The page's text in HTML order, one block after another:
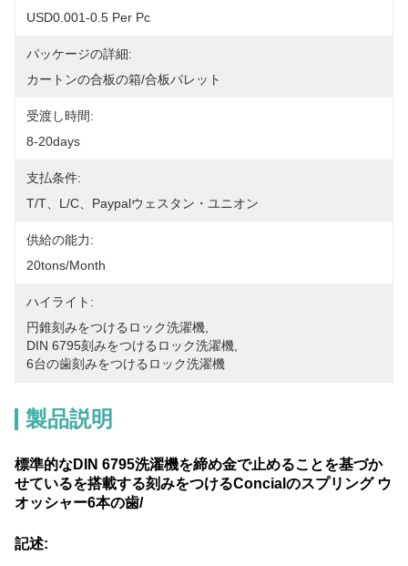
USD0.001-0.5 Per Pc
パッケージの詳細:
カートンの合板の箱/合板パレット
受渡し時間:
8-20days
支払条件:
T/T、L/C、paypalウェスタン・ユニオン
供給の能力:
20tons/month
ハイライト:
円錐刻みをつけるロック洗濯機
DIN 6795刻みをつけるロック洗濯機
6台の歯刻みをつけるロック洗濯機
製品説明
標準的なDIN 6795洗濯機を締め金で止めることを基づか
せているを搭載する刻みをつけるConcialのスプリング ウ
オッシャー6本の歯/
記述: